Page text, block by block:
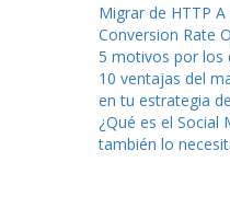
Migrar de HTTP A
Conversion Rate
5 motivos por los
10 ventajas del
en tu estrategia
¿Qué es el Social
también lo